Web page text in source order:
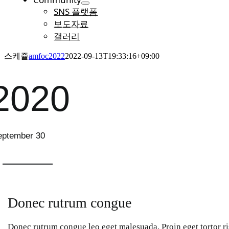
SNS 플랫폼
보도자료
갤러리
스케쥴amfoc20222022-09-13T19:33:16+09:00
30
Donec rutrum congue
Donec rutrum congue leo eget malesuada. Proin eget tortor